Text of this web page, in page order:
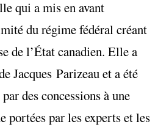
qui a mis en avant
du régime fédéral créant
de l’État canadien. Elle a
Jacques Parizeau et a été
des concessions à une
portées par les experts et les